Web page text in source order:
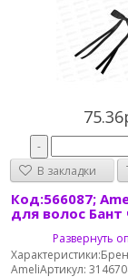
-
В закладки
Код:566087;
для волос
Развернуть
AmeliАртикул: